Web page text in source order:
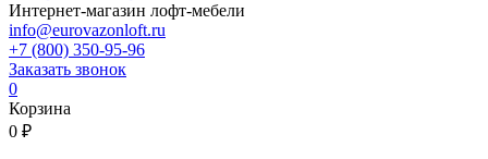
Интернет-магазин лофт-мебели
info@eurovazonloft.ru
+7 (800) 350-95-96
Заказать звонок
0
Корзина
0 ₽